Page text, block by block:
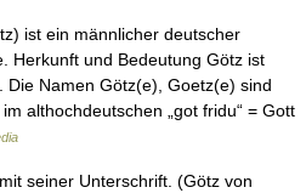
ist ein männlicher deutscher
Herkunft und Bedeutung Götz ist
Namen Götz(e), Goetz(e) sind
althochdeutschen „got fridu“ = Gott
seiner Unterschrift. (Götz von